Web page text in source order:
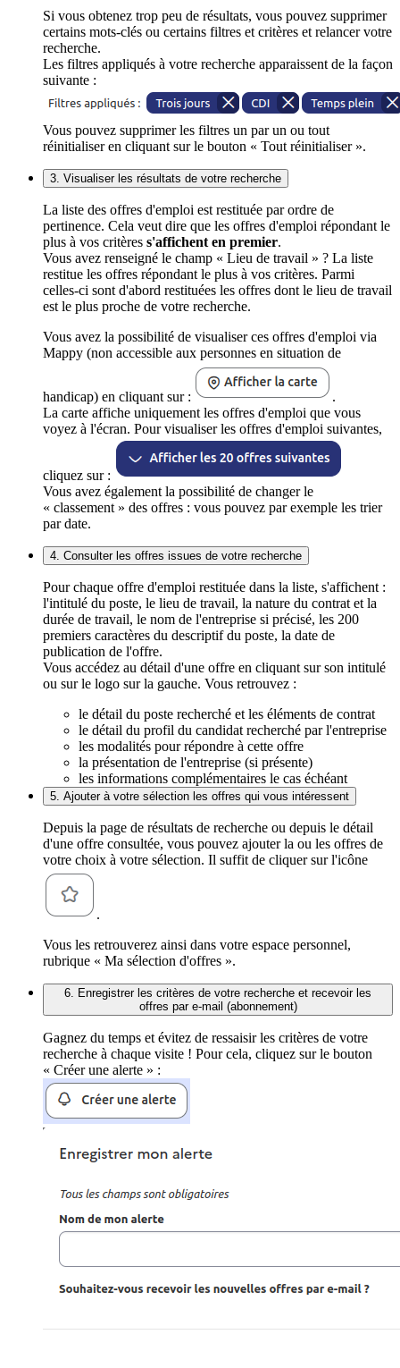
Si vous obtenez trop peu de résultats, vous pouvez supprimer
certains mots-clés ou certains filtres et critères et relancer votre
recherche.
Les filtres appliqués à votre recherche apparaissent de la façon
suivante :
Vous pouvez supprimer les filtres un par un ou tout
réinitialiser en cliquant sur le bouton « Tout réinitialiser ».
3. Visualiser les résultats de votre recherche
La liste des offres d'emploi est restituée par ordre de
pertinence. Cela veut dire que les offres d'emploi répondant le
plus à vos critères s'affichent en premier.
Vous avez renseigné le champ « Lieu de travail » ? La liste
restitue les offres répondant le plus à vos critères. Parmi
celles-ci sont d'abord restituées les offres dont le lieu de travail
est le plus proche de votre recherche.
Vous avez la possibilité de visualiser ces offres d'emploi via
Mappy (non accessible aux personnes en situation de
handicap) en cliquant sur :
.
La carte affiche uniquement les offres d'emploi que vous
voyez à l'écran. Pour visualiser les offres d'emploi suivantes,
cliquez sur :
Vous avez également la possibilité de changer le
« classement » des offres : vous pouvez par exemple les trier
par date.
4. Consulter les offres issues de votre recherche
Pour chaque offre d'emploi restituée dans la liste, s'affichent :
l'intitulé du poste, le lieu de travail, la nature du contrat et la
durée de travail, le nom de l'entreprise si précisé, les 200
premiers caractères du descriptif du poste, la date de
publication de l'offre.
Vous accédez au détail d'une offre en cliquant sur son intitulé
ou sur le logo sur la gauche. Vous retrouvez :
le détail du poste recherché et les éléments de contrat
le détail du profil du candidat recherché par l'entreprise
les modalités pour répondre à cette offre
la présentation de l'entreprise (si présente)
les informations complémentaires le cas échéant
5. Ajouter à votre sélection les offres qui vous intéressent
Depuis la page de résultats de recherche ou depuis le détail
d'une offre consultée, vous pouvez ajouter la ou les offres de
votre choix à votre sélection. Il suffit de cliquer sur l'icône
.
Vous les retrouverez ainsi dans votre espace personnel,
rubrique « Ma sélection d'offres ».
6. Enregistrer les critères de votre recherche et recevoir les
offres par e-mail (abonnement)
Gagnez du temps et évitez de ressaisir les critères de votre
recherche à chaque visite ! Pour cela, cliquez sur le bouton
« Créer une alerte » :